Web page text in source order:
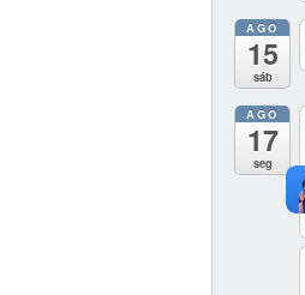
AGO
15
sáb
AGO
17
seg